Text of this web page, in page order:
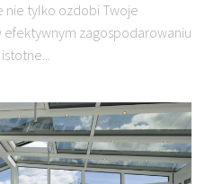
nie tylko ozdobi Twoje
zagospodarowaniu